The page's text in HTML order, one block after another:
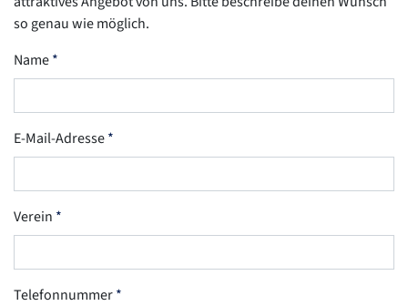
so genau wie möglich.
Name
E-Mail-Adresse
Verein
Telefonnummer